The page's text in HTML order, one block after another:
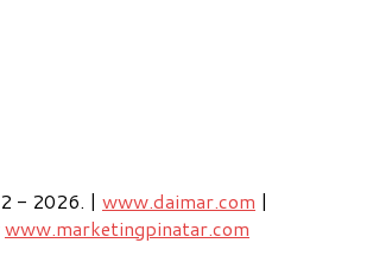
- 2026. | www.daimar.com |
www.marketingpinatar.com